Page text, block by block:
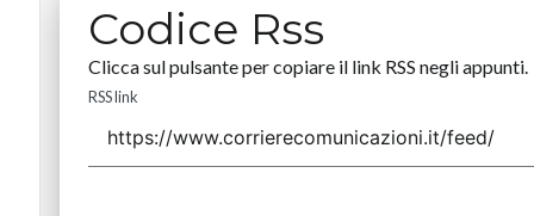
Codice Rss
Clicca sul pulsante per copiare il link RSS negli appunti.
RSS link